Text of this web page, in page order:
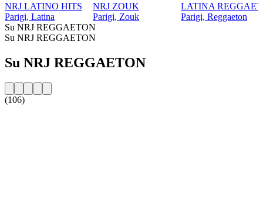
NRJ LATINO HITS
Parigi, Latina
NRJ ZOUK
Parigi, Zouk
LATINA
Parigi, Reggaeton
Su NRJ REGGAETON
Su NRJ REGGAETON
Su NRJ REGGAETON
(106)